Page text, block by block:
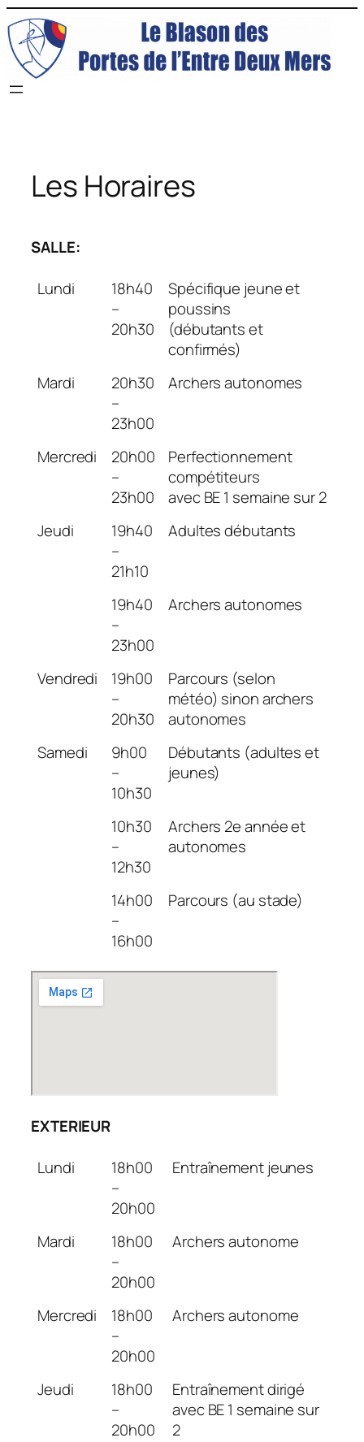
Aller
au
contenu
Les Horaires
SALLE:
Lundi
18h40
–
20h30
Spécifique jeune et
poussins
(débutants et
confirmés)
Mardi
20h30
–
23h00
Archers autonomes
Mercredi
20h00
–
23h00
Perfectionnement
compétiteurs
avec BE 1 semaine sur 2
Jeudi
19h40
–
21h10
Adultes débutants
19h40
–
23h00
Archers autonomes
Vendredi
19h00
–
20h30
Parcours (selon
météo) sinon archers
autonomes
Samedi
9h00
–
10h30
Débutants (adultes et
jeunes)
10h30
–
12h30
Archers 2e année et
autonomes
14h00
–
16h00
Parcours (au stade)
EXTERIEUR
Lundi
18h00
–
20h00
Entraînement jeunes
Mardi
18h00
–
20h00
Archers autonome
Mercredi
18h00
–
20h00
Archers autonome
Jeudi
18h00
–
20h00
Entraînement dirigé
avec BE 1 semaine sur
2